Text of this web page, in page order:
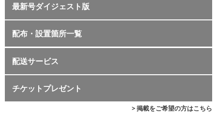
最新号ダイジェスト版
配布・設置箇所一覧
配送サービス
チケットプレゼント
> 掲載をご希望の方はこちら